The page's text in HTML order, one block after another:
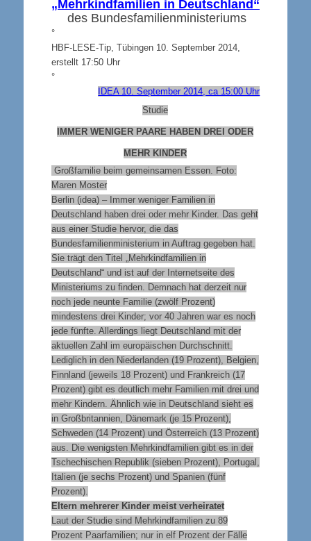
„Mehrkindfamilien in Deutschland“
des Bundesfamilienministeriums
°
HBF-LESE-Tip, Tübingen 10. September 2014,
erstellt 17:50 Uhr
°
IDEA 10. September 2014, ca 15:00 Uhr
Studie
IMMER WENIGER PAARE HABEN DREI ODER
MEHR KINDER
Großfamilie beim gemeinsamen Essen. Foto:
Maren Moster
Berlin (idea) – Immer weniger Familien in
Deutschland haben drei oder mehr Kinder. Das geht
aus einer Studie hervor, die das
Bundesfamilienministerium in Auftrag gegeben hat.
Sie trägt den Titel „Mehrkindfamilien in
Deutschland“ und ist auf der Internetseite des
Ministeriums zu finden. Demnach hat derzeit nur
noch jede neunte Familie (zwölf Prozent)
mindestens drei Kinder; vor 40 Jahren war es noch
jede fünfte. Allerdings liegt Deutschland mit der
aktuellen Zahl im europäischen Durchschnitt.
Lediglich in den Niederlanden (19 Prozent), Belgien,
Finnland (jeweils 18 Prozent) und Frankreich (17
Prozent) gibt es deutlich mehr Familien mit drei und
mehr Kindern. Ähnlich wie in Deutschland sieht es
in Großbritannien, Dänemark (je 15 Prozent),
Schweden (14 Prozent) und Österreich (13 Prozent)
aus. Die wenigsten Mehrkindfamilien gibt es in der
Tschechischen Republik (sieben Prozent), Portugal,
Italien (je sechs Prozent) und Spanien (fünf
Prozent).
Eltern mehrerer Kinder meist verheiratet
Laut der Studie sind Mehrkindfamilien zu 89
Prozent Paarfamilien; nur in elf Prozent der Fälle